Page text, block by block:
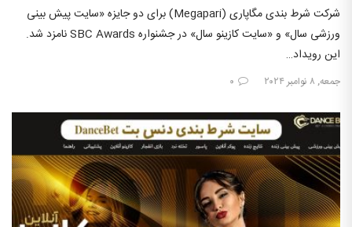
شرکت شرط بندی مگاپاری (Megapari) برای دو جایزه «سایت پیش بینی
ورزشی سال» و «سایت کازینو سال» در جشنواره SBC Awards نامزد شد.
این رویداد…
جمعه, ۸ نوامبر ۲۰۲۴ ۰